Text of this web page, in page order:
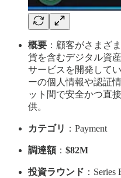
概要 ：顧客がさまざ
貨を含むデジタル資
サービスを開発して
ーの個人情報や認証
ット間で安全かつ直
供。
カテゴリ ：Payment
調達額： $82M
投資ラウンド ：Series